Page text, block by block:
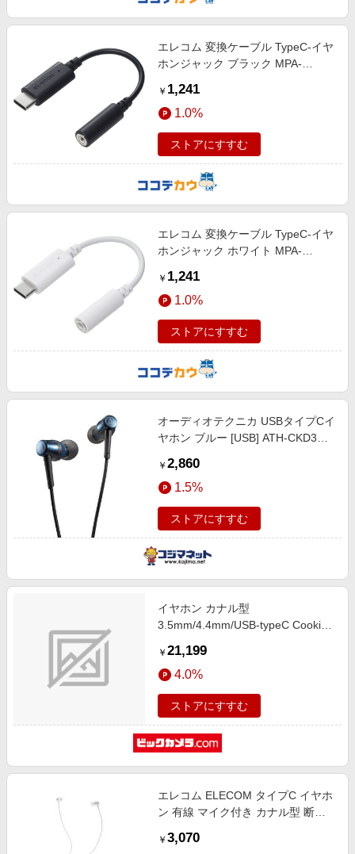
エレコム 変換ケーブル TypeC-イヤ
ホンジャック ブラック MPA-
￥ 1,241
1.0%
ストアにすすむ
エレコム 変換ケーブル TypeC-イヤ
ホンジャック ホワイト MPA-
￥ 1,241
1.0%
ストアにすすむ
オーディオテクニカ USBタイプCイ
ヤホン ブルー [USB] ATH-CKD3C
￥ 2,860
1.5%
ストアにすすむ
イヤホン カナル型
3.5mm/4.4mm/USB-typeC Cookie
[カナル型]
￥ 21,199
4.0%
ストアにすすむ
エレコム ELECOM タイプC イヤホ
ン 有線 マイク付き カナル型 断線
シルバー EHP-DF14CMSV
￥ 3,070